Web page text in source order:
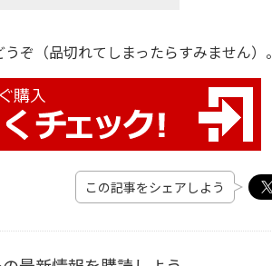
ぞ（品切れてしまったらすみません）。
この記事をシェアしよう